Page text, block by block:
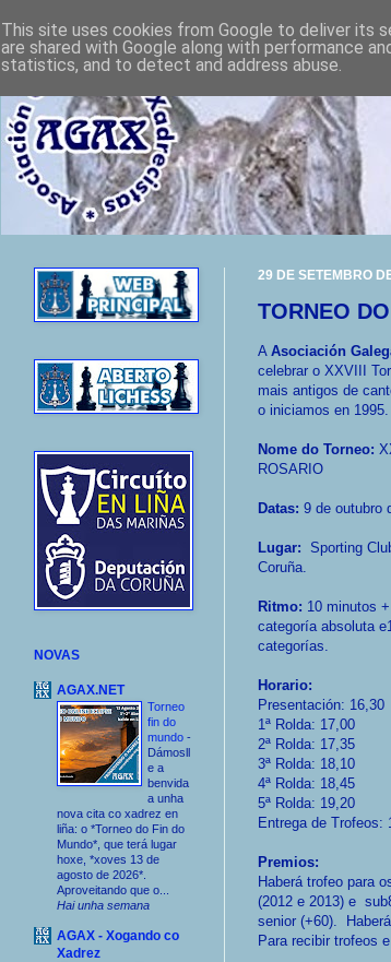
29 DE SETEMBRO
TORNEO
A Asociación
celebrar o XXVIII
mais antigos de
o iniciamos en 1995.
Nome do Torneo:
ROSARIO
Datas: 9 de outubro
Lugar: Sporting
Coruña.
Ritmo: 10 minutos
categoría absoluta
categorías.
Horario:
Presentación: 16,30
1ª Rolda: 17,00
2ª Rolda: 17,35
3ª Rolda: 18,10
4ª Rolda: 18,45
5ª Rolda: 19,20
Entrega de Trofeos:
Premios:
Haberá trofeo para
(2012 e 2013) e
senior (+60).
Para recibir trofeos
NOVAS
AGAX.NET
Torneo
fin do
mundo -
Dámosll
e a
benvida
a unha
nova cita co xadrez en
liña: o *Torneo do Fin do
Mundo*, que terá lugar
hoxe, *xoves 13 de
agosto de 2026*.
Aproveitando que o...
Hai unha semana
AGAX - Xogando co
Xadrez
This site uses cookies from Google to deliver its
are shared with Google along with performance
statistics, and to detect and address abuse.